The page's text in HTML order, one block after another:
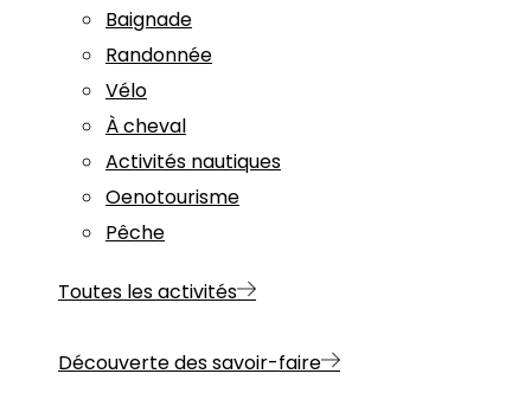
Baignade
Randonnée
Vélo
À cheval
Activités nautiques
Oenotourisme
Pêche
Toutes les activités
Découverte des savoir-faire